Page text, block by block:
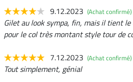
9.12.2023 (Achat confirmé)
Gilet au look sympa, fin, mais il tient le
pour le col très montant style tour de
7.12.2023 (Achat confirmé)
Tout simplement, génial